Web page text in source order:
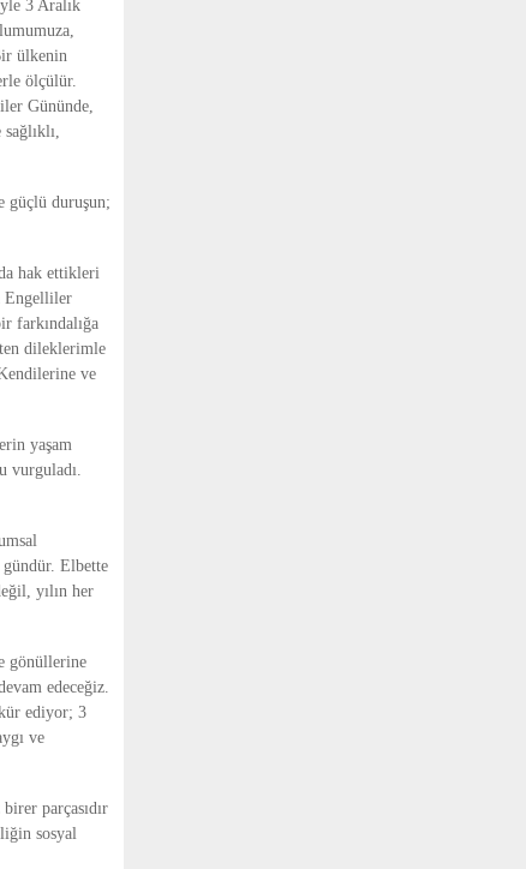
3 Aralık
ülkenin
ölçülür.
Gününde,
güçlü duruşun;
hak ettikleri
Engelliler
farkındalığa
dileklerimle
ve
yaşam
vurguladı.
gündür. Elbette
yılın her
gönüllerine
edeceğiz.
ediyor; 3
ve
parçasıdır
sosyal